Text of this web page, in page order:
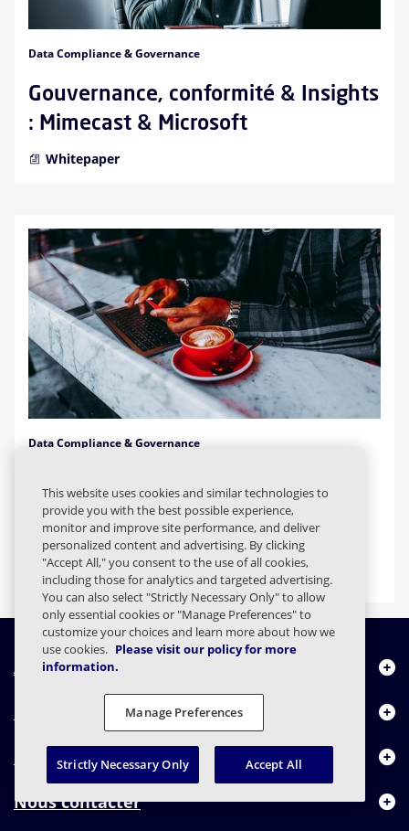
Data Compliance & Governance
Gouvernance, conformité & Insights
: Mimecast & Microsoft
Whitepaper
Data Compliance & Governance
Magic Quadrant™ Gartner® 2025 :
Gouvernance et archivage des
communications numériques
Analyst Report
À propos de nous
Centre de ressources
Nous contacter
This website uses cookies and similar technologies to
provide you with the best possible experience,
monitor and improve site performance, and deliver
personalized content and advertising. By clicking
"Accept All," you consent to the use of all cookies,
including those for analytics and targeted advertising.
You can also select "Strictly Necessary Only" to allow
only essential cookies or "Manage Preferences" to
customize your choices and learn more about how we
use cookies. Please visit our policy for more
information.
Manage Preferences
Strictly Necessary Only Accept All